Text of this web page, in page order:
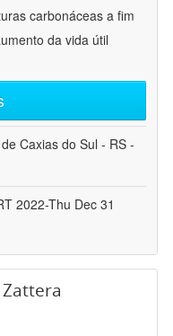
carbonáceas a fim
da vida útil
Caxias do Sul - RS -
2022-Thu Dec 31